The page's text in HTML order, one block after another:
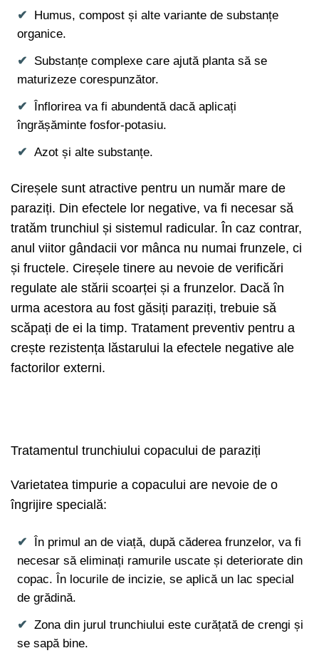
Humus, compost și alte variante de substanțe
organice.
Substanțe complexe care ajută planta să se
maturizeze corespunzător.
Înflorirea va fi abundentă dacă aplicați
îngrășăminte fosfor-potasiu.
Azot și alte substanțe.
Cireșele sunt atractive pentru un număr mare de
paraziți. Din efectele lor negative, va fi necesar să
tratăm trunchiul și sistemul radicular. În caz contrar,
anul viitor gândacii vor mânca nu numai frunzele, ci
și fructele. Cireșele tinere au nevoie de verificări
regulate ale stării scoarței și a frunzelor. Dacă în
urma acestora au fost găsiți paraziți, trebuie să
scăpați de ei la timp. Tratament preventiv pentru a
crește rezistența lăstarului la efectele negative ale
factorilor externi.
Tratamentul trunchiului copacului de paraziți
Varietatea timpurie a copacului are nevoie de o
îngrijire specială:
În primul an de viață, după căderea frunzelor, va fi
necesar să eliminați ramurile uscate și deteriorate din
copac. În locurile de incizie, se aplică un lac special
de grădină.
Zona din jurul trunchiului este curățată de crengi și
se sapă bine.